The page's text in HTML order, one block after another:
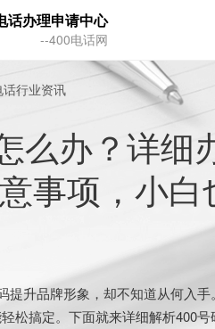
话办理申请中心
--400电话网
行业资讯
么办？详细
事项，小
升品牌形象，却不知道从何入手
松搞定。下面就来详细解析400